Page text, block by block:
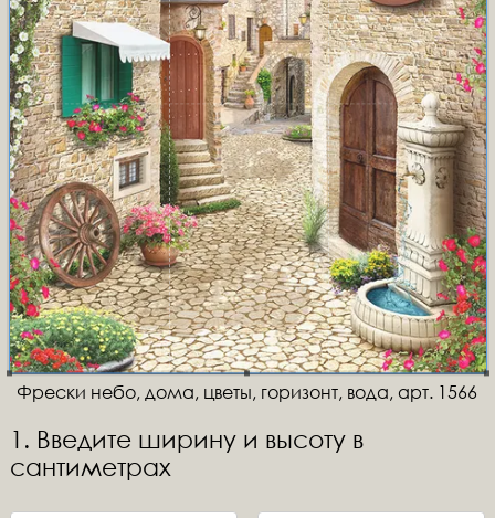
Фрески небо, дома, цветы, горизонт, вода, арт. 1566
1. Введите ширину и высоту в
сантиметрах